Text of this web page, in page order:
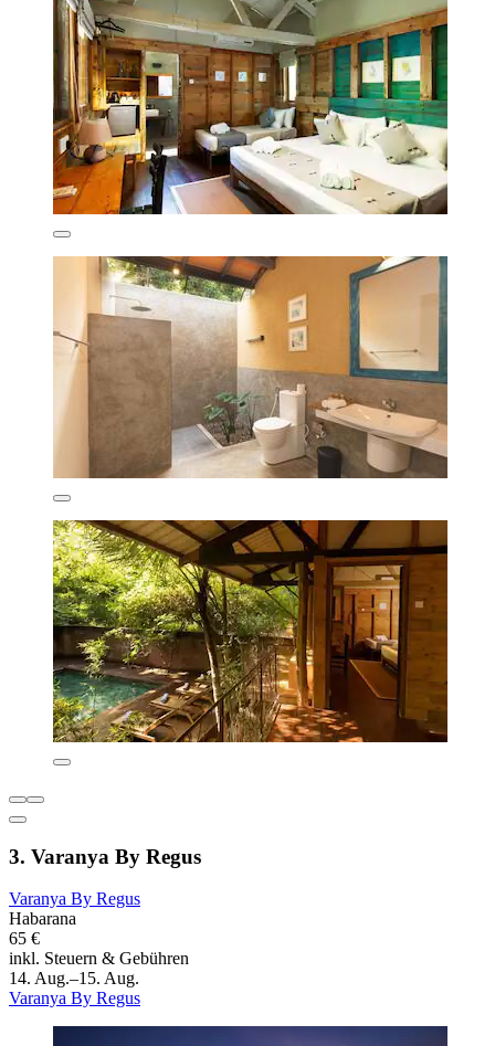
3. Varanya By Regus
Varanya By Regus
Habarana
65 €
inkl. Steuern & Gebühren
14. Aug.–15. Aug.
Varanya By Regus